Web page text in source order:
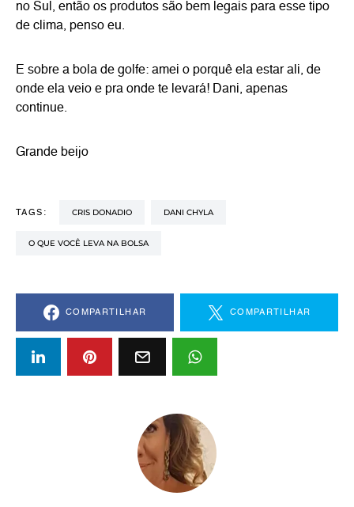
no Sul, então os produtos são bem legais para esse tipo
de clima, penso eu.
E sobre a bola de golfe: amei o porquê ela estar ali, de
onde ela veio e pra onde te levará! Dani, apenas
continue.
Grande beijo
TAGS: CRIS DONADIO DANI CHYLA
O QUE VOCÊ LEVA NA BOLSA
COMPARTILHAR COMPARTILHAR